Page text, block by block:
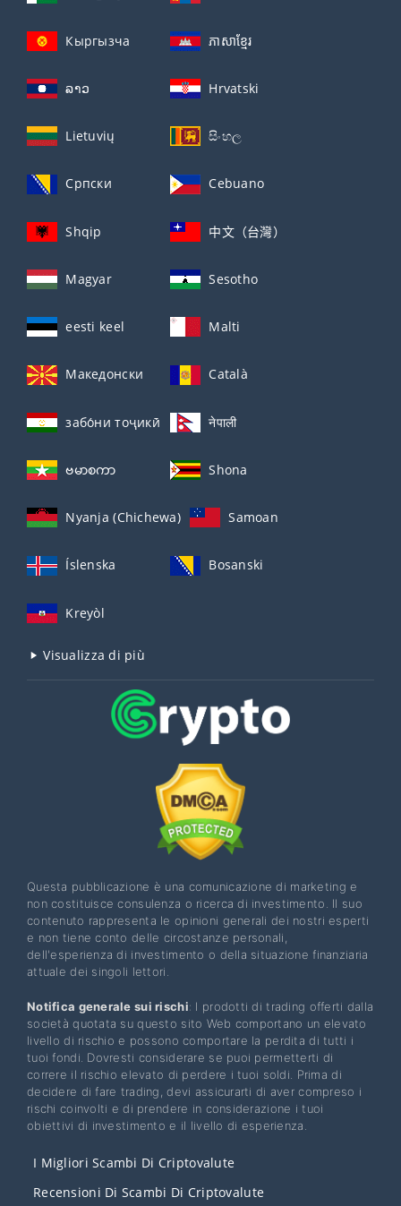
Кыргызча ភាសាខ្មែរ
ລາວ Hrvatski
Lietuvių සිංහල
Српски Cebuano
Shqip 中文（台灣）
Magyar Sesotho
eesti keel Malti
Македонски Català
забо́ни тоҷикӣ́ नेपाली
ဗမာစကာ Shona
Nyanja (Chichewa) Samoan
Íslenska Bosanski
Kreyòl
Visualizza di più
Questa pubblicazione è una comunicazione di marketing e
non costituisce consulenza o ricerca di investimento. Il suo
contenuto rappresenta le opinioni generali dei nostri esperti
e non tiene conto delle circostanze personali,
dell'esperienza di investimento o della situazione finanziaria
attuale dei singoli lettori.
Notifica generale sui rischi: I prodotti di trading offerti dalla
società quotata su questo sito Web comportano un elevato
livello di rischio e possono comportare la perdita di tutti i
tuoi fondi. Dovresti considerare se puoi permetterti di
correre il rischio elevato di perdere i tuoi soldi. Prima di
decidere di fare trading, devi assicurarti di aver compreso i
rischi coinvolti e di prendere in considerazione i tuoi
obiettivi di investimento e il livello di esperienza.
I Migliori Scambi Di Criptovalute
Recensioni Di Scambi Di Criptovalute